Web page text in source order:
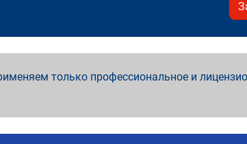
только профессиональное и